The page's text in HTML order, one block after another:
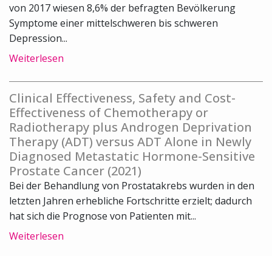
von 2017 wiesen 8,6% der befragten Bevölkerung
Symptome einer mittelschweren bis schweren
Depression...
Weiterlesen
Clinical Effectiveness, Safety and Cost-
Effectiveness of Chemotherapy or
Radiotherapy plus Androgen Deprivation
Therapy (ADT) versus ADT Alone in Newly
Diagnosed Metastatic Hormone-Sensitive
Prostate Cancer (2021)
Bei der Behandlung von Prostatakrebs wurden in den
letzten Jahren erhebliche Fortschritte erzielt; dadurch
hat sich die Prognose von Patienten mit...
Weiterlesen